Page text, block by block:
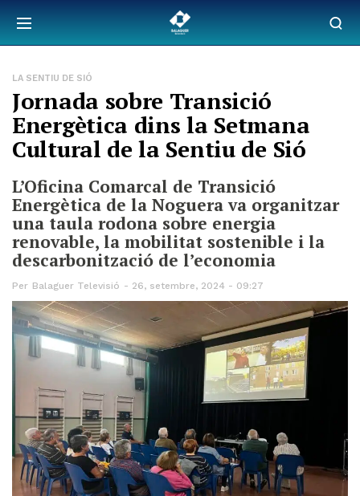
LA SENTIU DE SIÓ
Jornada sobre Transició
Energètica dins la Setmana
Cultural de la Sentiu de Sió
L’Oficina Comarcal de Transició
Energètica de la Noguera va organitzar
una taula rodona sobre energia
renovable, la mobilitat sostenible i la
descarbonització de l’economia
Per Balaguer Televisió 26, setembre, 2024 - 09:27